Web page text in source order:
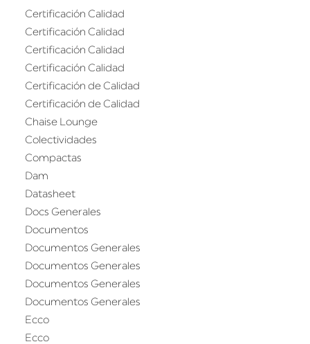
Certificación Calidad
Certificación Calidad
Certificación Calidad
Certificación Calidad
Certificación de Calidad
Certificación de Calidad
Chaise Lounge
Colectividades
Compactas
Dam
Datasheet
Docs Generales
Documentos
Documentos Generales
Documentos Generales
Documentos Generales
Documentos Generales
Ecco
Ecco